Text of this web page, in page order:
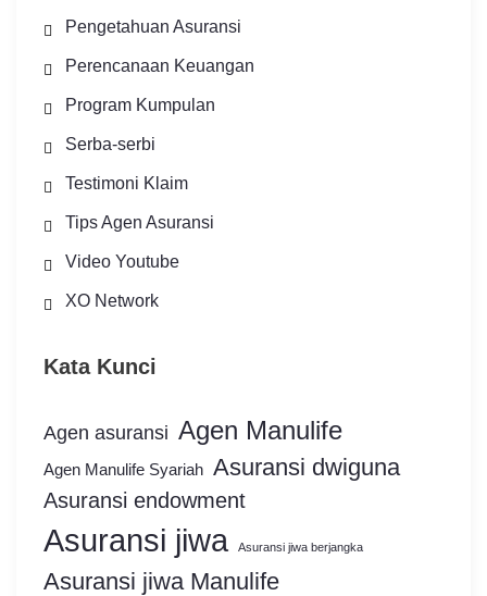
Pengetahuan Asuransi
Perencanaan Keuangan
Program Kumpulan
Serba-serbi
Testimoni Klaim
Tips Agen Asuransi
Video Youtube
XO Network
Kata Kunci
Agen asuransi Agen Manulife
Agen Manulife Syariah Asuransi dwiguna
Asuransi endowment
Asuransi jiwa Asuransi jiwa berjangka
Asuransi jiwa Manulife